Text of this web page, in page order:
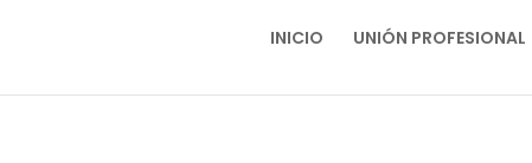
INICIO UNIÓN PROFESIONAL